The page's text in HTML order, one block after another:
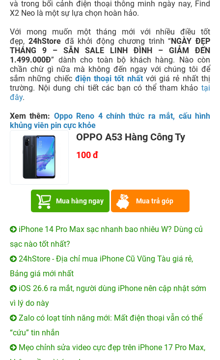
Hơn thế nữa, cảm biến siêu rộng gấp đôi cảm biến marco,
trường hợp vật thể vẫn đứng yên, ngay lập tức bạn sẽ có
được những hình ảnh thật sắc nét với những nét thu
phóng chi tiết.
Kết hợp với tất cả yếu tố, một mặt Neo dù có sự mâu
thuẫn nhỏ trong kết quả thử nghiệm nhưng trên mặt khác
chúng tôi vẫn cảm nhận được đây là cụm camera hoạt
động khá tốt ở nhiều điều kiện khác nhau. Nếu máy ảnh
định hơn một chút thì nó sẽ ở đó với những máy ảnh tốt
nhất trên thị trường. Nhưng đối với khung giá này
và trong bối cảnh điện thoại thông minh ngày nay, Find
X2 Neo là một sự lựa chọn hoàn hảo.
Với mong muốn một tháng mới với nhiều điều tốt
đẹp,
24hStore
1.499.000Đ ” dành cho toàn bộ khách hàng. Nào còn
chần chừ gì nữa mà không đến ngay với chúng tôi để
sắm những chiếcđiện thoại tốt nhấtvới giá rẻ nhất thị
đây.
Xem thêm:Oppo Reno 4 chính thức ra mắt, cấu hình
khủng viên pin cực khỏe
100 đ
Mua hàng ngay